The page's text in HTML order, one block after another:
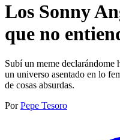
Los Sonny
que no
Subí un meme declarándome
un universo asentado en lo
de cosas absurdas.
Por Pepe Tesoro